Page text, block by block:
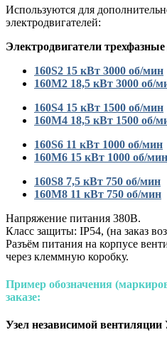
Используются для
электродвигателей:
Электродвигатели
160S2 15 кВт 3000 об/мин
160M2 18,5 кВт 3000 об/
160S4 15 кВт 1500 об/мин
160M4 18,5 кВт 1500 об/
160S6 11 кВт 1000 об/мин
160M6 15 кВт 1000 об/мин
160S8 7,5 кВт 750 об/мин
160M8 11 кВт 750 об/мин
Напряжение питания 380В.
Класс защиты: IP54, (на заказ
Разъём питания на корпусе
через клеммную коробку.
Пример обозначения
заказе:
Узел независимой